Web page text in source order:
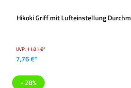
Hikoki Griff mit Lufteinstellung
UVP:11,01 €*
7,76 €*
- 28%